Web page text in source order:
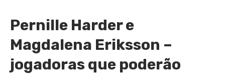
Pernille Harder e
Magdalena Eriksson –
jogadoras que poderão